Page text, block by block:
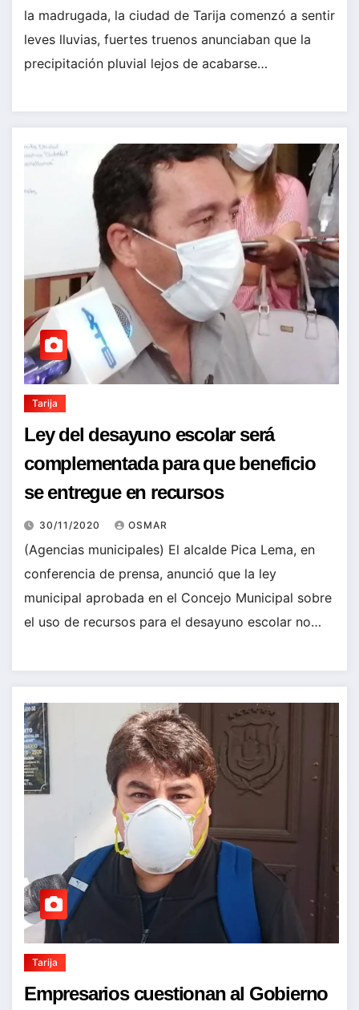
la madrugada, la ciudad de Tarija comenzó a sentir
leves lluvias, fuertes truenos anunciaban que la
precipitación pluvial lejos de acabarse…
Tarija
Ley del desayuno escolar será
complementada para que beneficio
se entregue en recursos
30/11/2020 OSMAR
(Agencias municipales) El alcalde Pica Lema, en
conferencia de prensa, anunció que la ley
municipal aprobada en el Concejo Municipal sobre
el uso de recursos para el desayuno escolar no…
Tarija
Empresarios cuestionan al Gobierno